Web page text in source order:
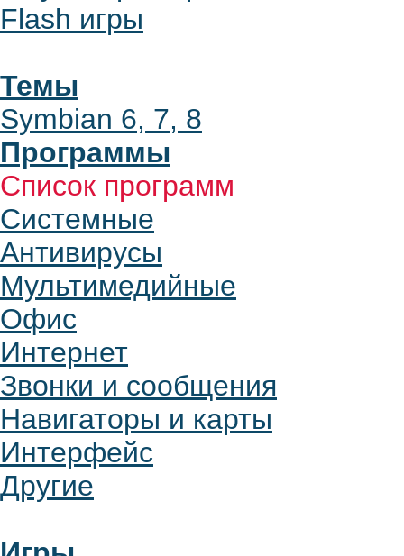
Flash игры
Темы
Symbian 6, 7, 8
Программы
Список программ
Системные
Антивирусы
Мультимедийные
Офис
Интернет
Звонки и сообщения
Навигаторы и карты
Интерфейс
Другие